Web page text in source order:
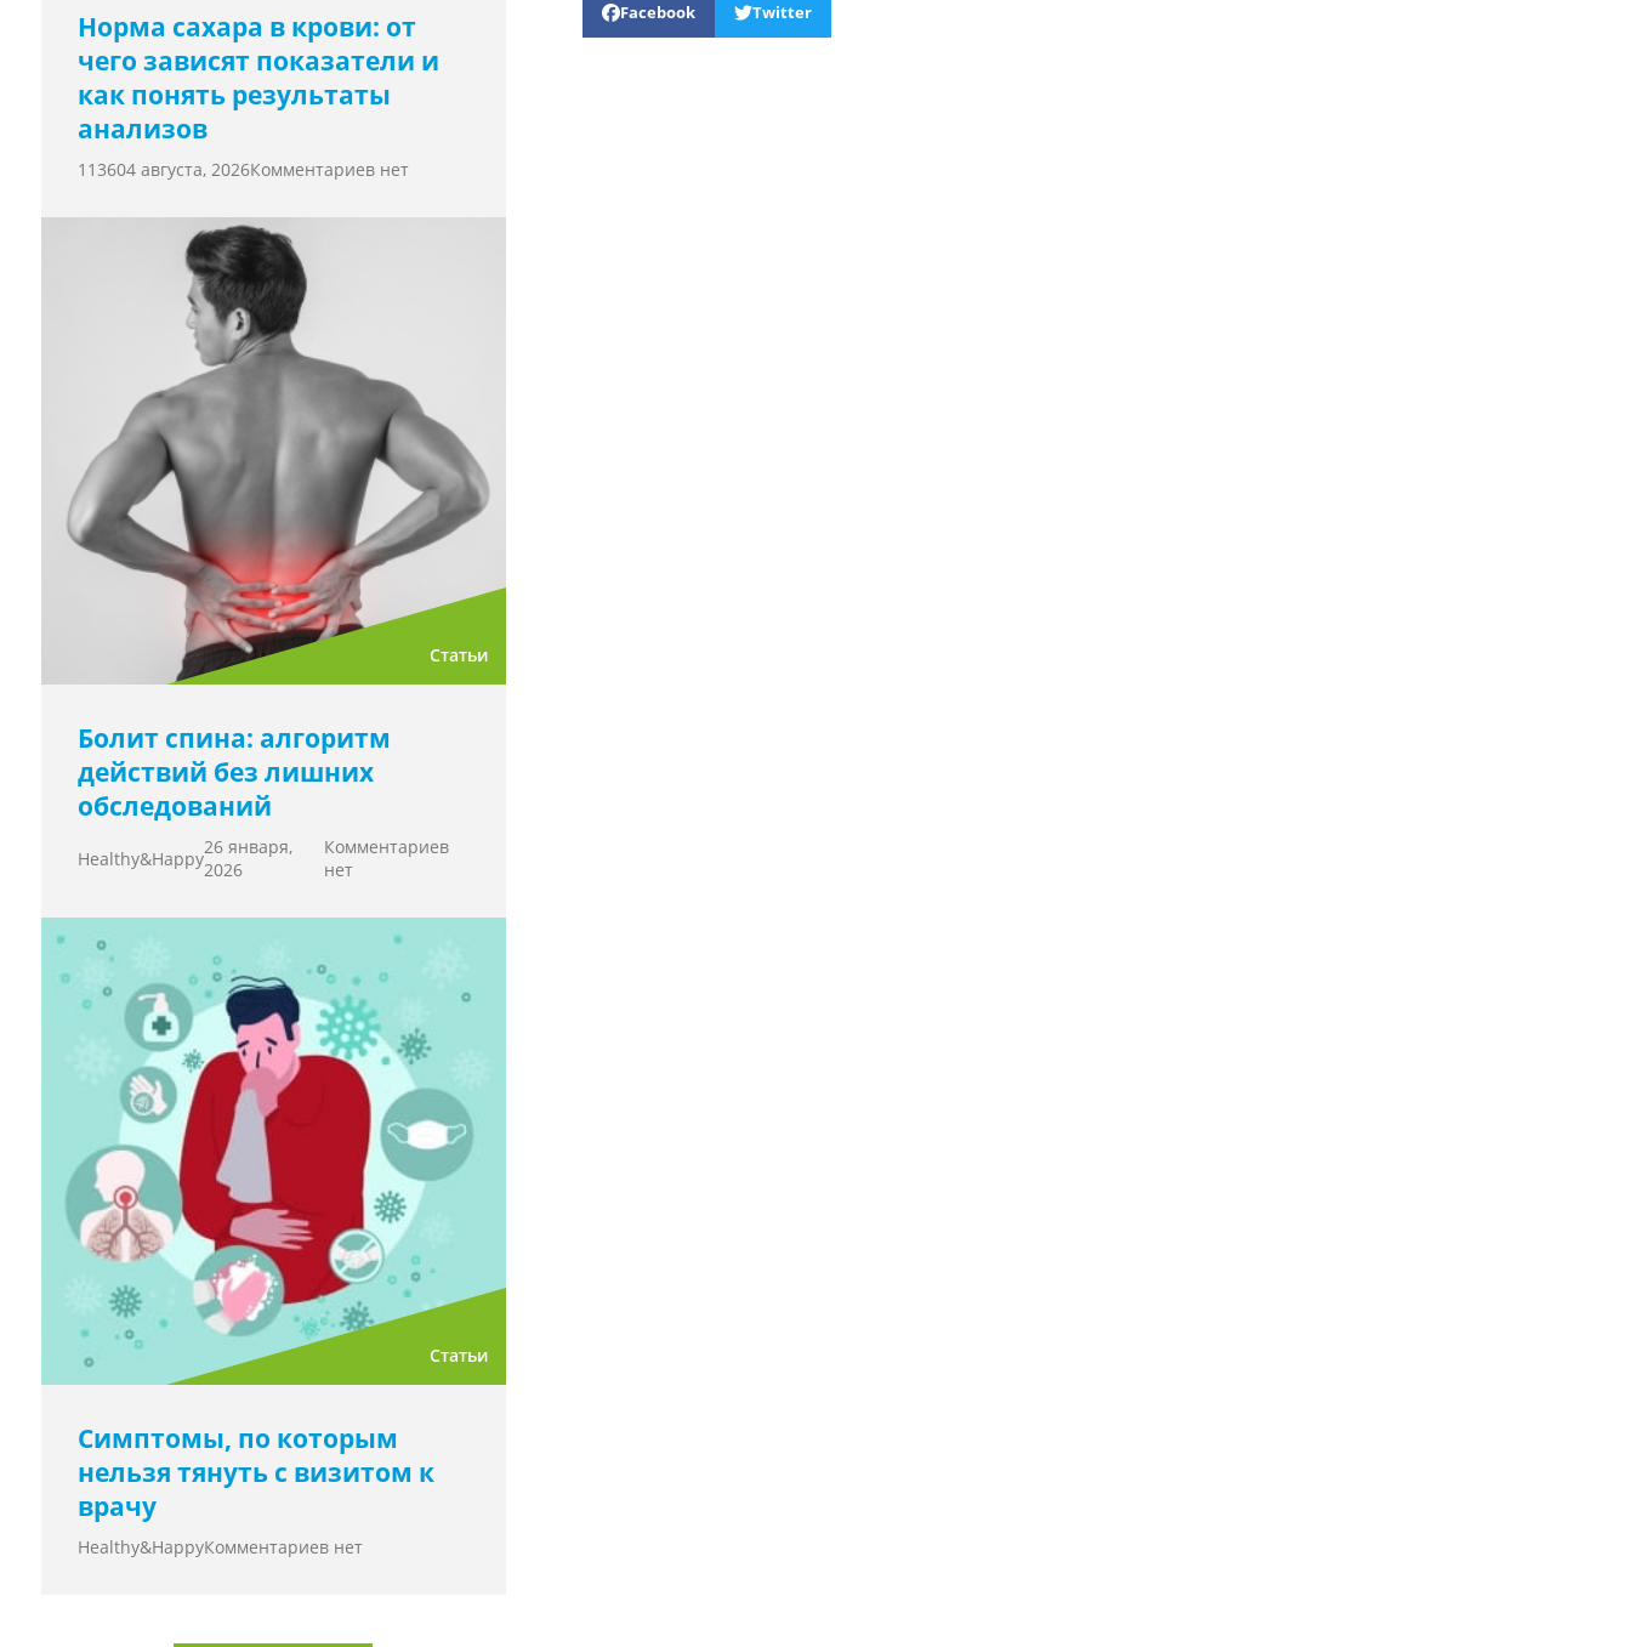
Норма сахара в крови: от
чего зависят показатели и
как понять результаты
анализов
113604 августа, 2026Комментариев нет
Статьи
Болит спина: алгоритм
действий без лишних
обследований
Healthy&Happy26 января,
2026
Комментариев
нет
Статьи
Симптомы, по которым
нельзя тянуть с визитом к
врачу
Healthy&HappyКомментариев нет
Facebook Twitter